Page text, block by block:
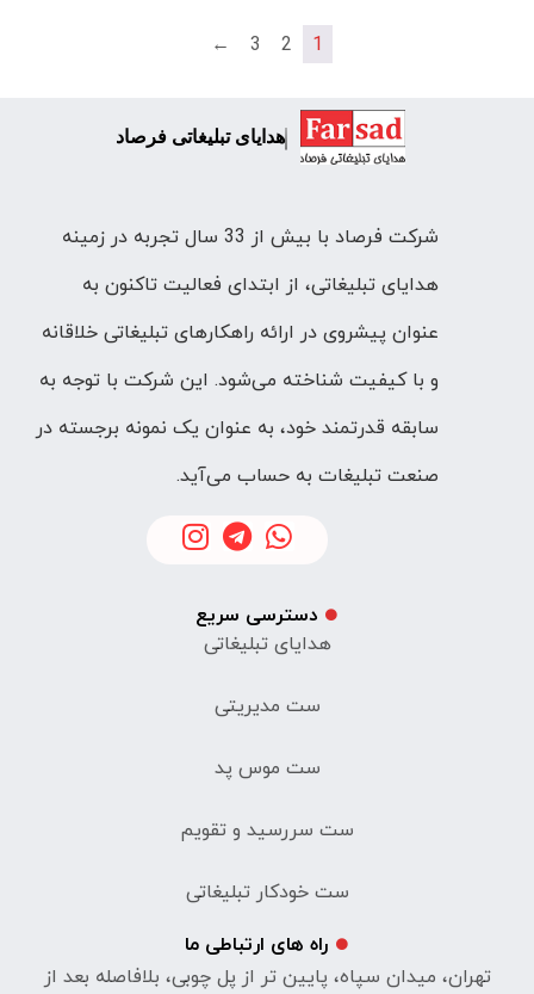
1
2
3
←
هدایای تبلیغاتی فرصاد
شرکت فرصاد با بیش از 33 سال تجربه در زمینه
هدایای تبلیغاتی، از ابتدای فعالیت تاکنون به
عنوان پیشروی در ارائه راهکارهای تبلیغاتی خلاقانه
و با کیفیت شناخته می‌شود. این شرکت با توجه به
سابقه قدرتمند خود، به عنوان یک نمونه برجسته در
صنعت تبلیغات به حساب می‌آید.
دسترسی سریع
هدایای تبلیغاتی
ست مدیریتی
ست موس پد
ست سررسید و تقویم
ست خودکار تبلیغاتی
راه های ارتباطی ما
تهران، میدان سپاه، پایین تر از پل چوبی، بلافاصله بعد از